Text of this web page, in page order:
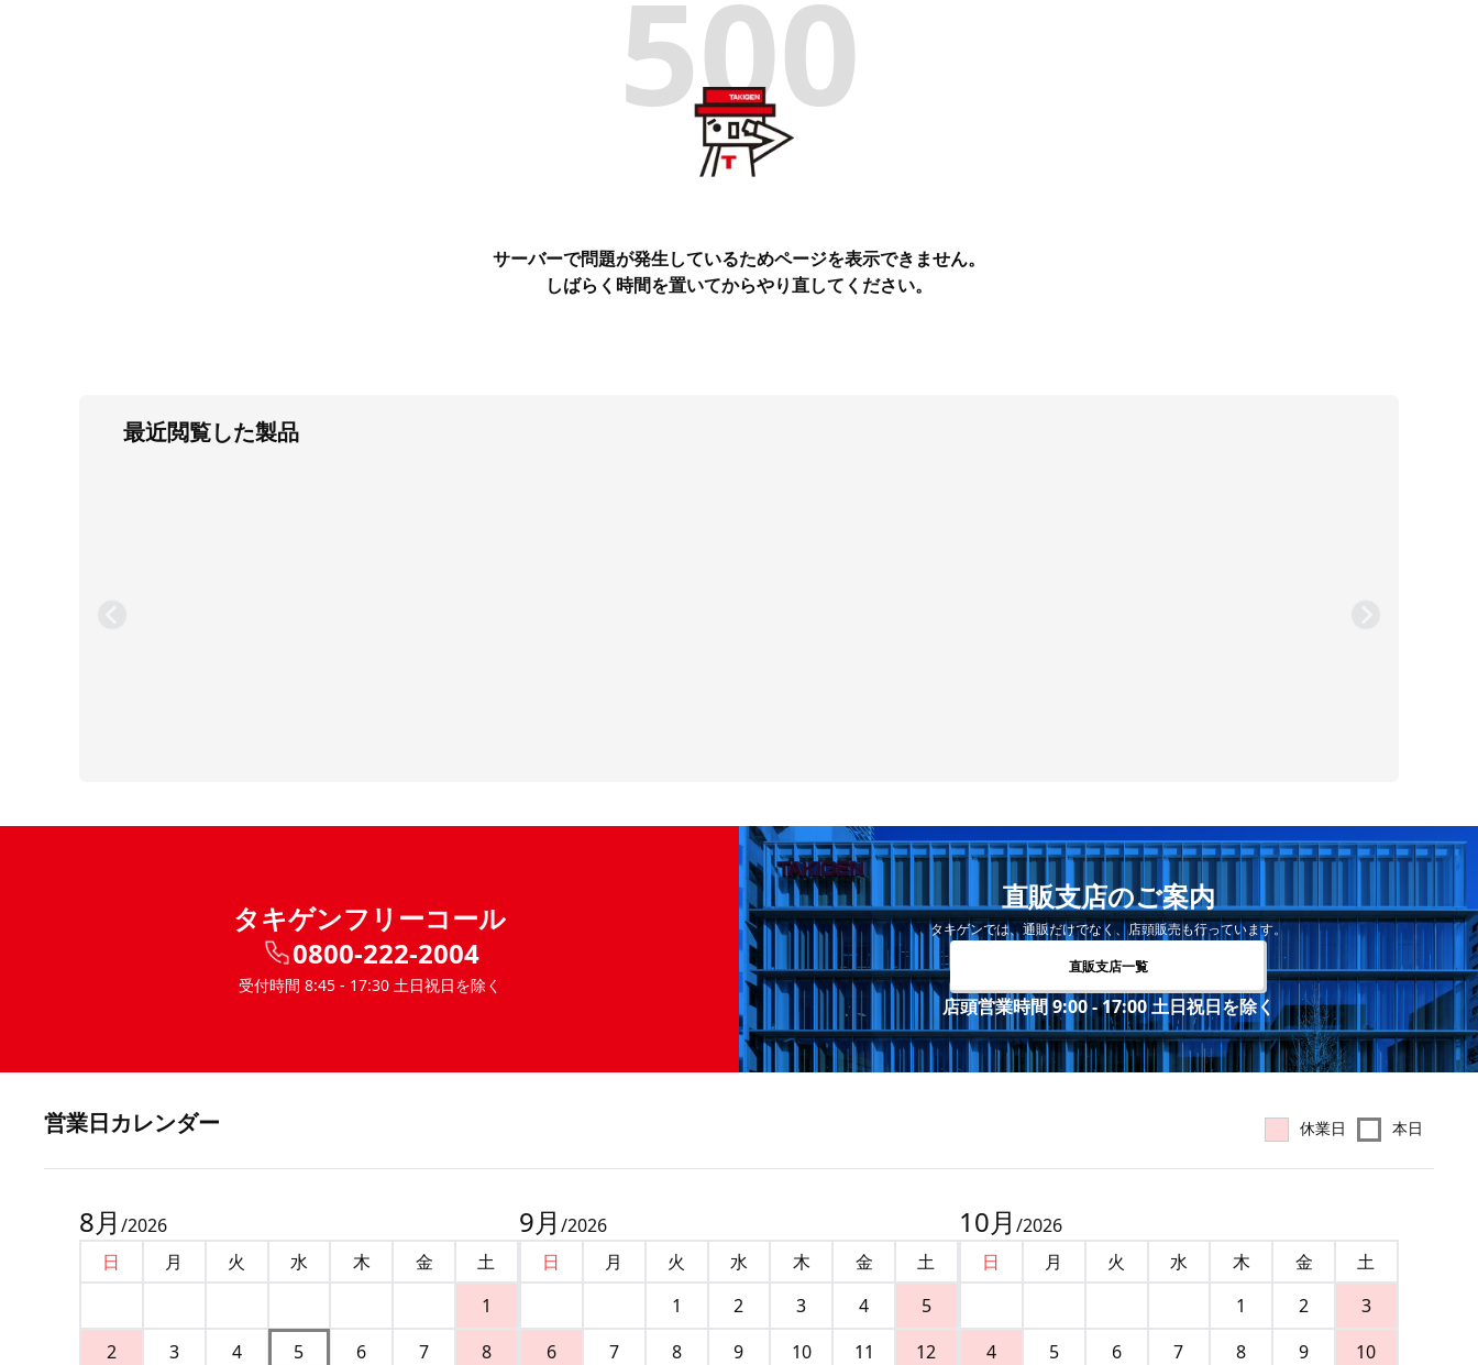
500
サーバーで問題が発生しているためページを表示できません。
しばらく時間を置いてからやり直してください。
最近閲覧した製品
タキゲンフリーコール
0800-222-2004
受付時間 8:45 - 17:30 土日祝日を除く
直販支店のご案内
タキゲンでは、通販だけでなく、店頭販売も行っています。
直販支店一覧
店頭営業時間 9:00 - 17:00 土日祝日を除く
営業⽇カレンダー 休業日 本日
8月 /2026
日
月 火 水 木 金
土
1
2
3 4 5 6 7
8
9月 /2026
日
月 火 水 木 金
土
1
2 3 4
5
6
7 8 9 10 11
12
10月 /2026
日
月 火 水 木 金
土
1
2
3
4
5 6 7 8 9
10